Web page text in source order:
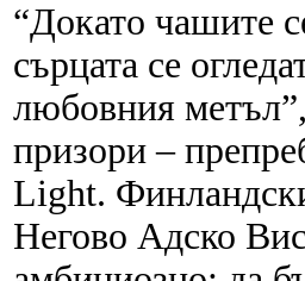
“Докато чашите
сърцата се
любовния
призори –
Light.
Негово Адско